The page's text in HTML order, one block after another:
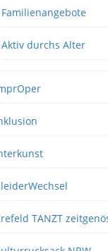
Familienangebote
Aktiv durchs Alter
TANZT